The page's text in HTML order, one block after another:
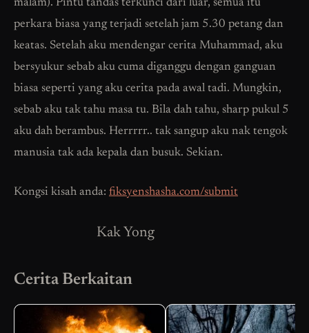
malam). Pintu tandas terkunci dari luar, semua itu
perkara biasa yang terjadi setelah jam 5.30 petang dan
keatas. Setelah aku mendengar cerita Muhammad, aku
bersyukur sebab aku cuma diganggu dengan ganguan
biasa seperti yang aku cerita pada awal tadi. Mungkin,
sebab aku tak tahu masa tu. Bila dah tahu, sharp pukul 5
aku dah berambus. Herrrrr.. tak sangup aku nak tengok
manusia tak ada kepala dan busuk. Sekian.
Kongsi kisah anda: fiksyenshasha.com/submit
Kak Yong
Cerita Berkaitan